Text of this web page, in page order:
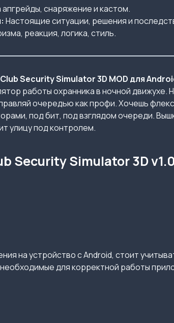
снаряжение и кастом.
Настоящие ситуации, решения и
реакция, логика, стиль.
Club Security Simulator 3D MOD для
работы охранника в ночной движухе.
очередью как профи. Хочешь
под бит, под взглядом очереди.
улицу под контролем.
Simulator 3D
на устройство с Android, стоит
для корректной работы